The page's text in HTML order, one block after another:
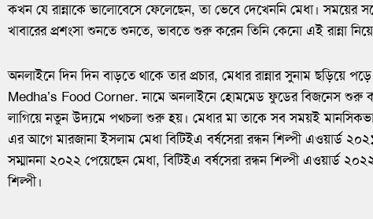
কখন যে রান্নাকে ভালোবেসে ফেলেছেন, তা ভেবে দেখেননি মেধা। সময়ের
খাবারের প্রশংসা শুনতে শুনতে, ভাবতে শুরু করেন তিনি কেনো এই রান্না
অনলাইনে দিন দিন বাড়তে থাকে তার প্রচার, মেধার রান্নার সুনাম ছড়িয়ে
Medha’s Food Corner. নামে অনলাইনে হোমমেড ফুডের বিজনেস শুরু
লাগিয়ে নতুন উদ্যমে পথচলা শুরু হয়। মেধার মা তাকে সব সময়ই
এর আগে মারজানা ইসলাম মেধা বিটিইএ বর্ষসেরা রন্ধন শিল্পী এওয়ার্ড
সম্মাননা ২০২২ পেয়েছেন মেধা, বিটিইএ বর্ষসেরা রন্ধন শিল্পী এওয়ার্ড
শিল্পী।